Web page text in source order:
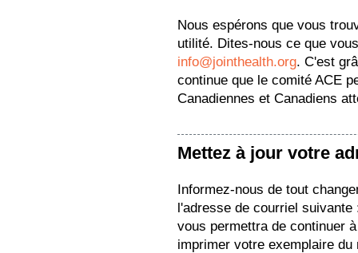
Nous espérons que vous
utilité. Dites-nous ce que
info@jointhealth.org. C'est
continue que le comité ACE
Canadiennes et Canadiens
Mettez à jour votre
Informez-nous de tout
l'adresse de courriel
vous permettra de continuer
imprimer votre exemplaire